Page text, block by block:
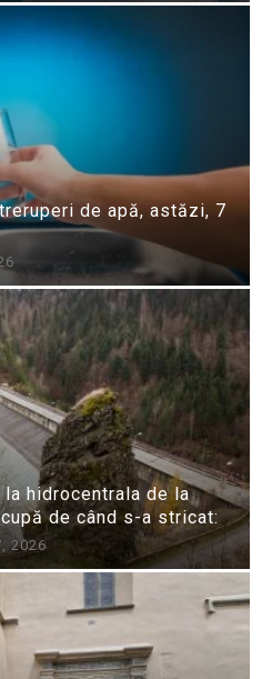
de apă, astăzi, 7
hidrocentrala de la
de când s-a stricat:
2026